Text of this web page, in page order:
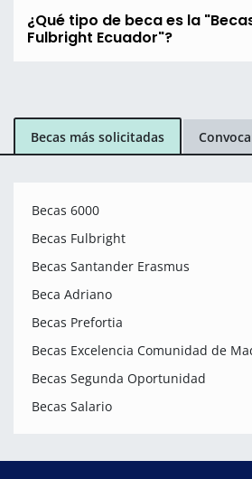
¿Qué tipo de beca es la
Fulbright Ecuador"?
Becas más solicitadas
Becas 6000
Becas Fulbright
Becas Santander Erasmus
Beca Adriano
Becas Prefortia
Becas Excelencia Comunidad de
Becas Segunda Oportunidad
Becas Salario